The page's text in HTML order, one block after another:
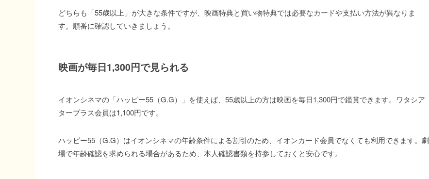
どちらも「55歳以上」が大きな条件ですが、映画特典と買い物特典では必要なカードや支払い方法が異なりま
す。順番に確認していきましょう。
映画が毎日1,300円で見られる
イオンシネマの「ハッピー55（G.G）」を使えば、55歳以上の方は映画を毎日1,300円で鑑賞できます。ワタシア
タープラス会員は1,100円です。
ハッピー55（G.G）はイオンシネマの年齢条件による割引のため、イオンカード会員でなくても利用できます。劇
場で年齢確認を求められる場合があるため、本人確認書類を持参しておくと安心です。